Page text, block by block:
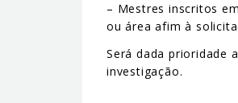
– Mestres inscritos
ou área afim à
Será dada prioridade
investigação.